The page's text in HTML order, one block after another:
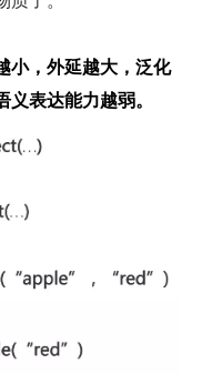
小，外延越大，泛化
表达能力越弱。